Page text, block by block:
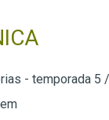
- temporada 5